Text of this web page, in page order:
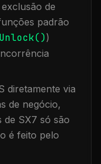
de
padrão
)
diretamente via
de negócio,
de SX7 só são
é feito pelo